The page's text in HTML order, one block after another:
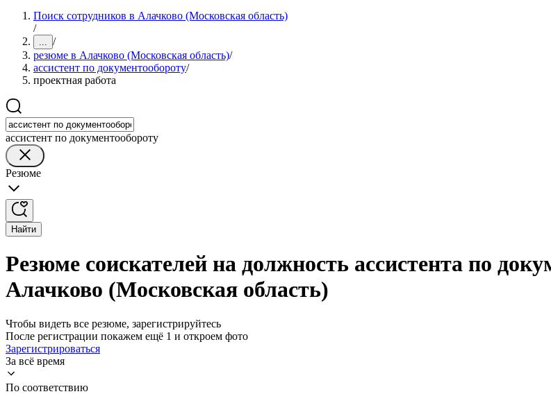
Поиск сотрудников в Алачково (Московская область)
/
... /
резюме в Алачково (Московская область)/
ассистент по документообороту/
проектная работа
ассистент по документообороту
Резюме
Найти
Резюме соискателей на должность ассистента по
Алачково (Московская область)
Чтобы видеть все резюме, зарегистрируйтесь
После регистрации покажем ещё 1 и откроем фото
Зарегистрироваться
За всё время
По соответствию